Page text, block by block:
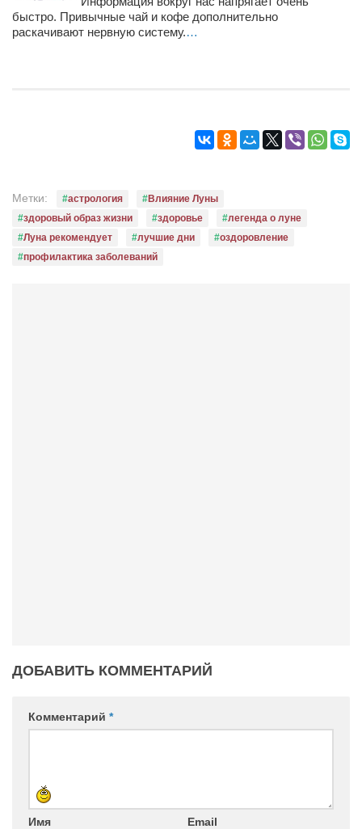
Конкурсы
Фестиваль. Конкурс «Колибри» 2017
Литературный конкурс «Я люблю Украину»
Конкурс «Колибри» 2013
Интервью
Афиша
быстро. Привычные чай и кофе дополнительно
раскачивают нервную систему.…
Метки: астрология
Влияние Луны
здоровый образ жизни
здоровье
легенда о луне
Луна рекомендует
лучшие дни
оздоровление
профилактика заболеваний
ДОБАВИТЬ КОММЕНТАРИЙ
Комментарий *
Имя Email